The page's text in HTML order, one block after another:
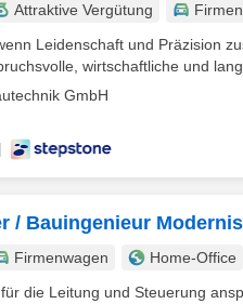
Attraktive Vergütung
Leidenschaft und Präzision
wirtschaftliche und
GmbH
/ Bauingenieur
Firmenwagen Home-Office
die Leitung und Steuerung